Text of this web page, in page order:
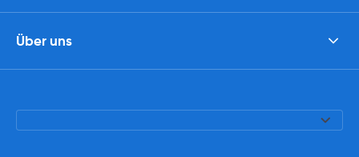
Über uns